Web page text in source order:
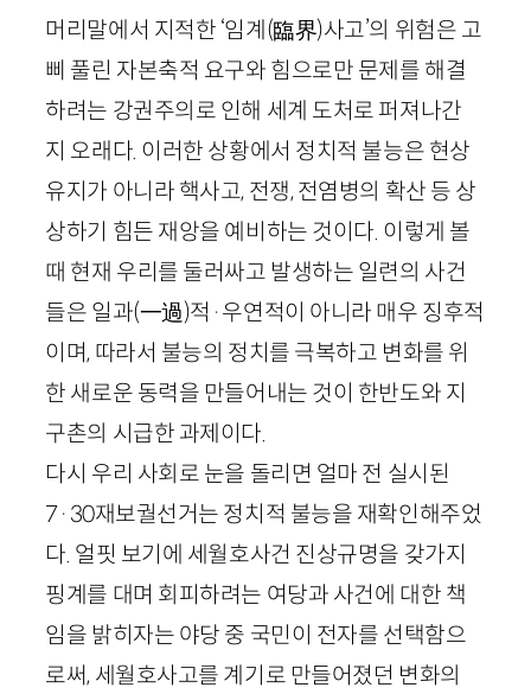
머리말에서 지적한 ‘임계(臨界)사고’의 위험은 고
삐 풀린 자본축적 요구와 힘으로만 문제를 해결
하려는 강권주의로 인해 세계 도처로 퍼져나간
지 오래다. 이러한 상황에서 정치적 불능은 현상
유지가 아니라 핵사고, 전쟁, 전염병의 확산 등 상
상하기 힘든 재앙을 예비하는 것이다. 이렇게 볼
때 현재 우리를 둘러싸고 발생하는 일련의 사건
들은 일과(一過)적·우연적이 아니라 매우 징후적
이며, 따라서 불능의 정치를 극복하고 변화를 위
한 새로운 동력을 만들어내는 것이 한반도와 지
구촌의 시급한 과제이다.
다시 우리 사회로 눈을 돌리면 얼마 전 실시된
7· 30재보궐선거는 정치적 불능을 재확인해주었
다. 얼핏 보기에 세월호사건 진상규명을 갖가지
핑계를 대며 회피하려는 여당과 사건에 대한 책
임을 밝히자는 야당 중 국민이 전자를 선택함으
로써, 세월호사고를 계기로 만들어졌던 변화의